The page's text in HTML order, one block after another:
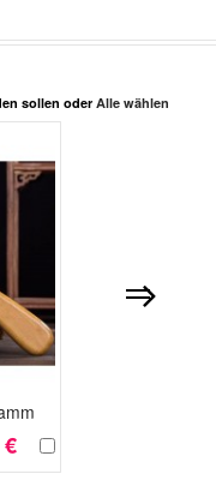
sollen oder Alle wählen